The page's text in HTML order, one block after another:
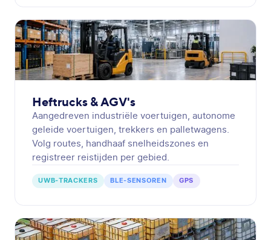
Heftrucks & AGV's
Aangedreven industriële voertuigen, autonome
geleide voertuigen, trekkers en palletwagens.
Volg routes, handhaaf snelheidszones en
registreer reistijden per gebied.
UWB-TRACKERS BLE-SENSOREN GPS